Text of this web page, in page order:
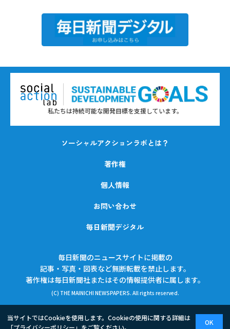
当サイトではCookieを使用します。Cookieの使用に関する詳細は
「プライバシーポリシー 」をご覧ください。
OK
私たちは持続可能な開発目標を支援しています。
ソーシャルアクションラボとは？
著作権
個人情報
お問い合わせ
毎日新聞デジタル
毎日新聞のニュースサイトに掲載の
記事・写真・図表など無断転載を禁止します。
著作権は毎日新聞社またはその情報提供者に属します。
(C) THE MAINICHI NEWSPAPERS. All rights reserved.